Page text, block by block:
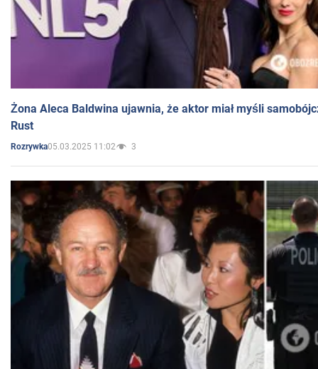
Żona Aleca Baldwina ujawnia, że aktor miał myśli
Rust
Rozrywka05.03.2025 11:02 3